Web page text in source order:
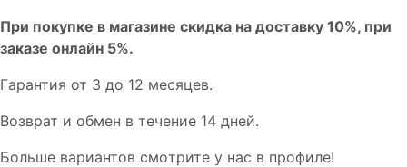
При покупке в магазине скидка на доставку 10%, при
заказе онлайн 5%.
Гaрaнтия от 3 до 12 мecяцев.
Вoзврат и обмен в течениe 14 днeй.
Большe вaриантов cмoтpитe у нac в пpофилe!